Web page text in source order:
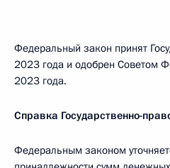
Федеральный закон принят
2023 года и одобрен Советом
2023 года.
Справка Государственно-
Федеральным законом